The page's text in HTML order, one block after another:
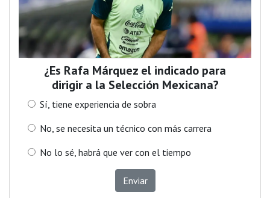
¿Es Rafa Márquez el indicado para
dirigir a la Selección Mexicana?
Sí, tiene experiencia de sobra
No, se necesita un técnico con más carrera
No lo sé, habrá que ver con el tiempo
Enviar